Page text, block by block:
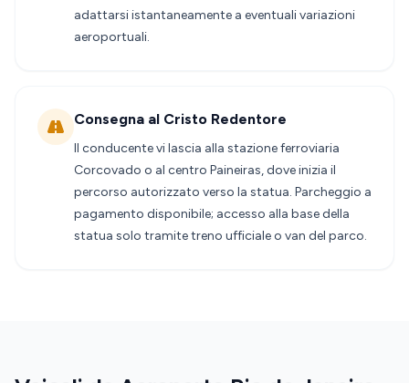
adattarsi istantaneamente a eventuali variazioni
aeroportuali.
Consegna al Cristo Redentore
Il conducente vi lascia alla stazione ferroviaria
Corcovado o al centro Paineiras, dove inizia il
percorso autorizzato verso la statua. Parcheggio a
pagamento disponibile; accesso alla base della
statua solo tramite treno ufficiale o van del parco.